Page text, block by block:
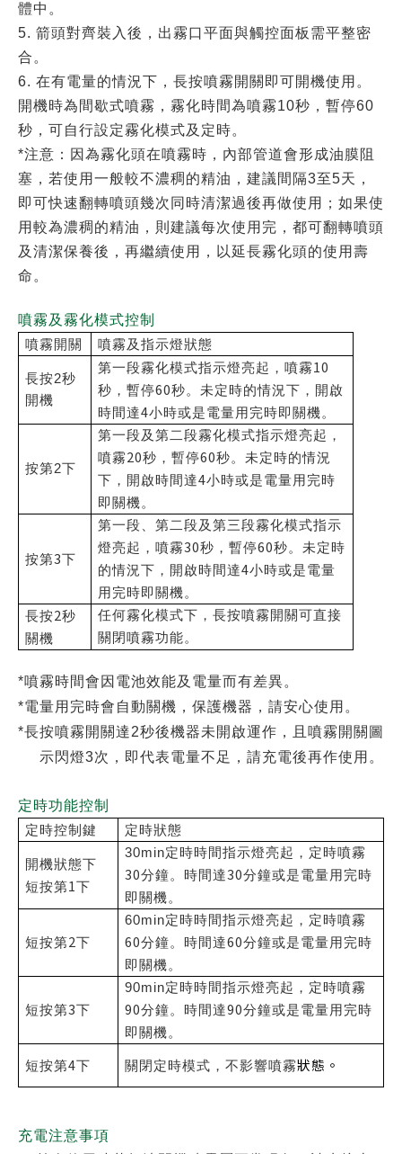
體中。
5. 箭頭對齊裝入後，出霧口平面與觸控面板需平整密
合。
6. 在有電量的情況下，長按噴霧開關即可開機使用。
開機時為間歇式噴霧，霧化時間為噴霧10秒，暫停60
秒，可自行設定霧化模式及定時。
*注意：因為霧化頭在噴霧時，內部管道會形成油膜阻
塞，若使用一般較不濃稠的精油，建議間隔3至5天，
即可快速翻轉噴頭幾次同時清潔過後再做使用；如果使
用較為濃稠的精油，則建議每次使用完，都可翻轉噴頭
及清潔保養後，再繼續使用，以延長霧化頭的使用壽
命。
噴霧及霧化模式控制
噴霧開關 噴霧及指示燈狀態
長按2秒
開機
第一段霧化模式指示燈亮起，噴霧10
秒，暫停60秒。未定時的情況下，開啟
時間達4小時或是電量用完時即關機。
按第2下
第一段及第二段霧化模式指示燈亮起，
噴霧20秒，暫停60秒。未定時的情況
下，開啟時間達4小時或是電量用完時
即關機。
按第3下
第一段 、第二段及第三段霧化模式指示
燈亮起，噴霧30秒，暫停60秒。未定時
的情況下，開啟時間達4小時或是電量
用完時即關機。
長按2秒
關機
任何霧化模式下，長按噴霧開關可直接
關閉噴霧功能。
*噴霧時間會因電池效能及電量而有差異。
*電量用完時會自動關機，保護機器，請安心使用。
*長按噴霧開關達2秒後機器未開啟運作，且噴霧開關圖
示閃燈3次，即代表電量不足，請充電後再作使用。
定時功能控制
定時控制鍵 定時狀態
開機狀態下
短按第1下
30min定時時間指示燈亮起，定時噴霧
30分鐘。時間達30分鐘或是電量用完時
即關機。
短按第2下
60min定時時間指示燈亮起，定時噴霧
60分鐘。時間達60分鐘或是電量用完時
即關機。
短按第3下
90min定時時間指示燈亮起，定時噴霧
90分鐘。時間達90分鐘或是電量用完時
即關機。
短按第4下 關閉定時模式，不影響噴霧狀態。
充電注意事項